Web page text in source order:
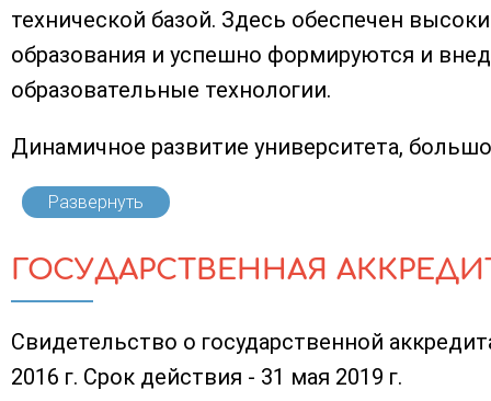
технической базой. Здесь обеспечен
образования и успешно формируются и
образовательные технологии.
Динамичное развитие университета,
Развернуть
ГОСУДАРСТВЕННАЯ
Свидетельство о государственной
2016 г. Срок действия - 31 мая 2019 г.